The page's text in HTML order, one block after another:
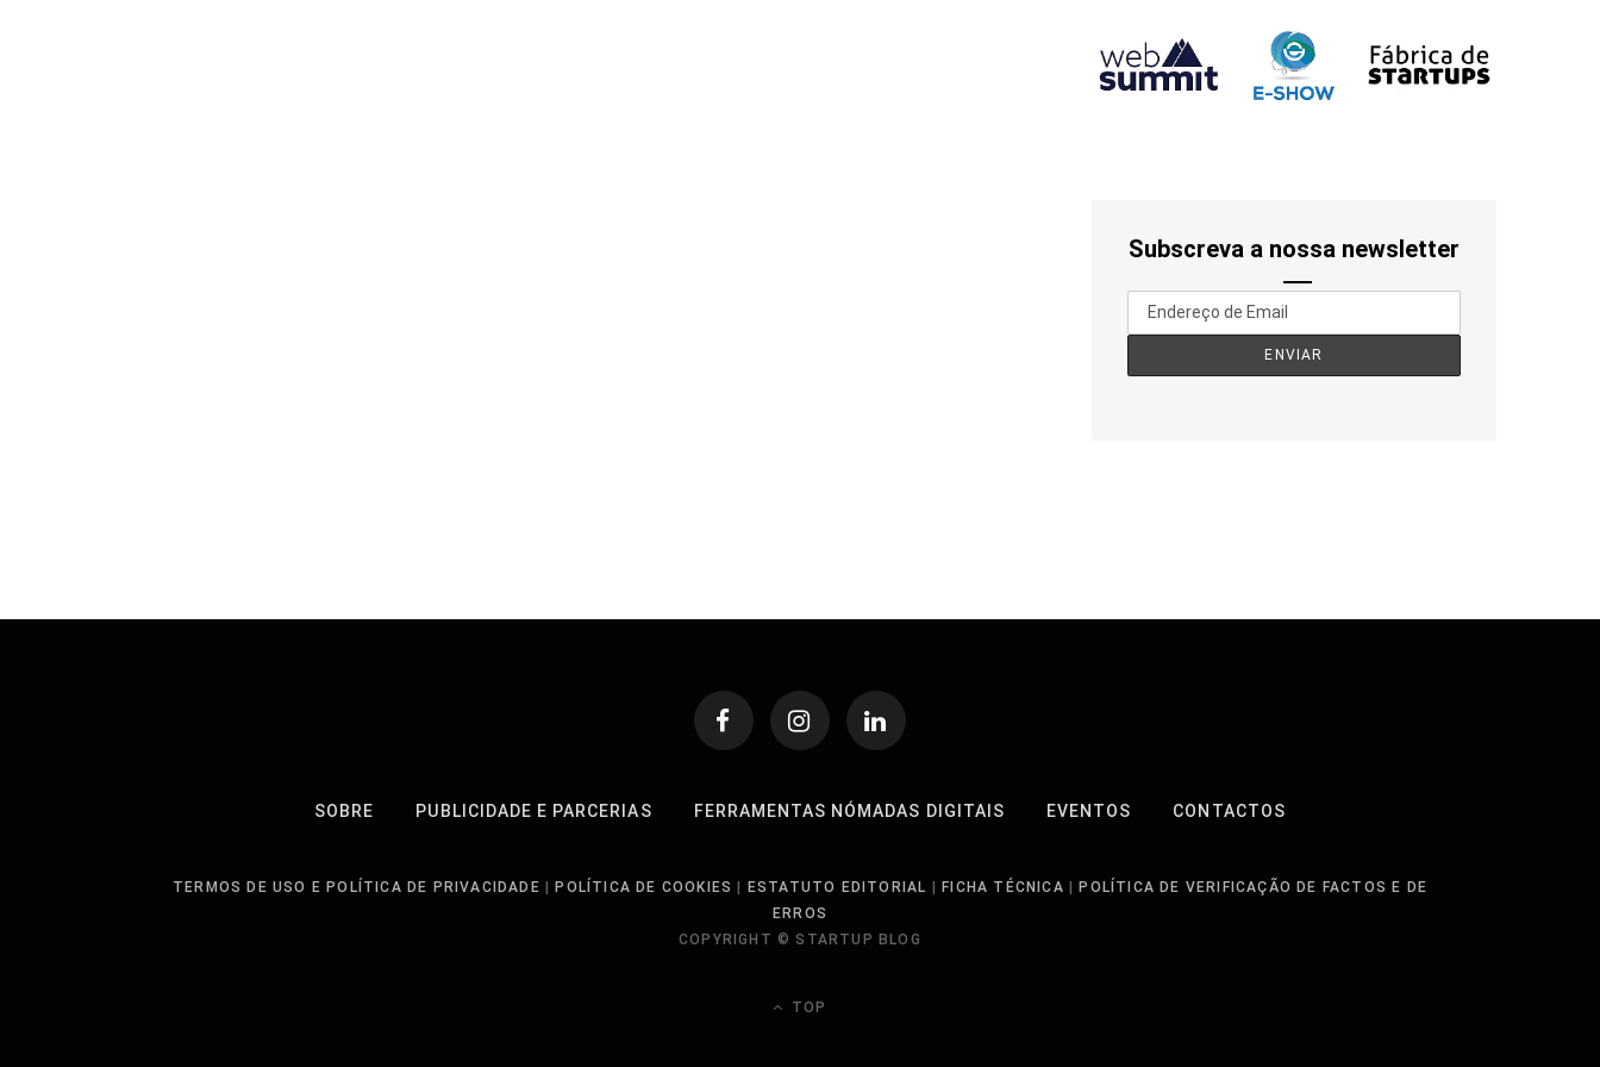
Subscreva a nossa newsletter
SOBRE PUBLICIDADE E PARCERIAS FERRAMENTAS NÓMADAS DIGITAIS EVENTOS CONTACTOS
TERMOS DE USO E POLÍTICA DE PRIVACIDADE POLÍTICA DE COOKIES ESTATUTO EDITORIAL FICHA TÉCNICA
POLÍTICA DE VERIFICAÇÃO DE FACTOS E DE
ERROS
COPYRIGHT © STARTUP BLOG
TOP